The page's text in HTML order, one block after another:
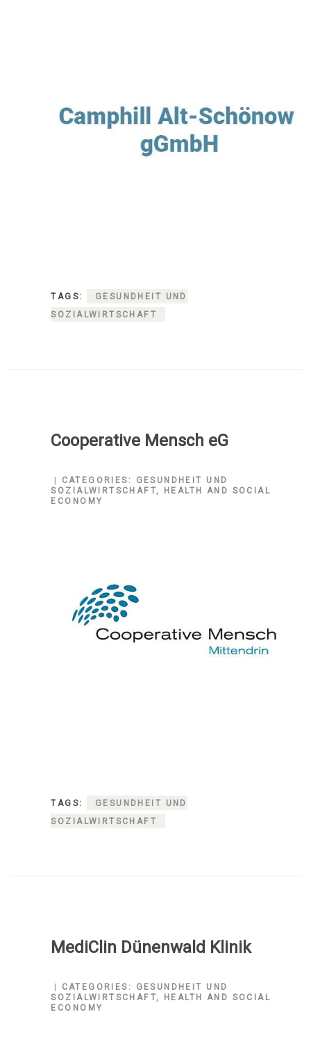
TAGS:
GESUNDHEIT UND
SOZIALWIRTSCHAFT
Cooperative Mensch eG
CATEGORIES:
GESUNDHEIT UND
SOZIALWIRTSCHAFT, HEALTH AND SOCIAL
ECONOMY
TAGS:
GESUNDHEIT UND
SOZIALWIRTSCHAFT
MediClin Dünenwald Klinik
CATEGORIES:
GESUNDHEIT UND
SOZIALWIRTSCHAFT, HEALTH AND SOCIAL
ECONOMY